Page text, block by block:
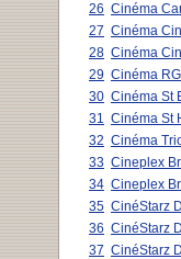
26 Cinéma
27 Cinéma
28 Cinéma
29 Cinéma
30 Cinéma St
31
Cinéma St
32 Cinéma
33 Cineplex
34 Cineplex
35 CinéStarz
36 CinéStarz
37 CinéStarz